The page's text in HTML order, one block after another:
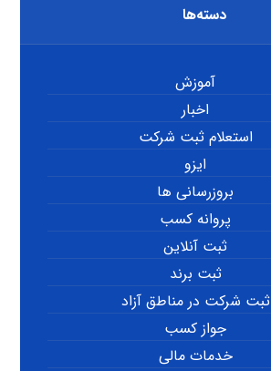
دسته‌ها
آموزش
اخبار
استعلام ثبت شرکت
ایزو
بروزرسانی ها
پروانه کسب
ثبت آنلاین
ثبت برند
ثبت شرکت در مناطق آزاد
جواز کسب
خدمات مالی